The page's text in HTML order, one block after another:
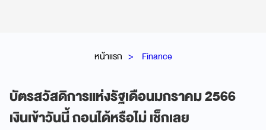
หน้าแรก Finance
บัตรสวัสดิการแห่งรัฐเดือนมกราคม 2566
เงินเข้าวันนี้ ถอนได้หรือไม่ เช็กเลย